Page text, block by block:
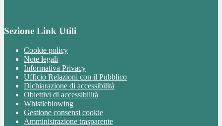
Sezione Link Utili
Cookie policy
Note legali
Informativa Privacy
Ufficio Relazioni con il Pubblico
Dichiarazione di accessibilità
Obiettivi di accessibilità
Whistleblowing
Gestione consensi cookie
Amministrazione trasparente